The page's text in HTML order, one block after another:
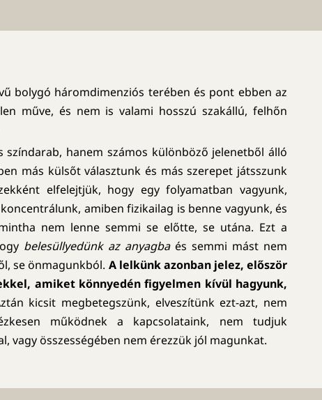
bolygó háromdimenziós terében és pont ebben az
műve, és nem is valami hosszú szakállú, felhőn
színdarab, hanem számos különböző jelenetből álló
más külsőt választunk és más szerepet játsszunk
elfelejtjük, hogy egy folyamatban vagyunk,
amiben fizikailag is benne vagyunk, és
nem lenne semmi se előtte, se utána. Ezt a
belesüllyedünk az anyagbaés semmi mást nem
se önmagunkból. A lelkünk azonban jelez, először
amiket könnyedén figyelmen kívül hagyunk,
kicsit megbetegszünk, elveszítünk ezt-azt, nem
működnek a kapcsolataink, nem tudjuk
vagy összességében nem érezzük jól magunkat.